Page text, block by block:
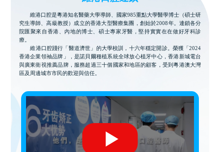
維港口腔是粵港知名醫藥大學導師、國家985重點大學醫學博士（碩士研
究生導師、高級教授）成立的香港大型醫療集團，創始於2008年。連鎖各分
院匯聚來自香港、內地的博士、碩士專家牙醫，堅持實實在在做好牙科診
療。
維港口腔踐行「醫道濟世」的大學校訓，十六年穩定開診。榮獲「2024
香港企業領袖品牌」，是諾貝爾種植系統全球放心植牙中心，香港新城電台
與廣東衛視推薦品牌，服務超過三十個國家和地區的顧客，受到粵港澳大灣
區及周邊城市市民的歡迎與信任。